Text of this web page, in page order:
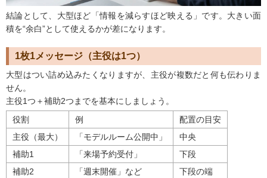
結論として、大型ほど 「情報を減らすほど映える」 です。大きい面
積を“余白”として使えるかが差になります。
1枚1メッセージ（主役は1つ）
大型はつい詰め込みたくなりますが、主役が複数だと何も伝わりま
せん。
主役1つ＋補助2つまでを基本にしましょう。
役割
例
配置の目安
主役（最大）
「モデルルーム公開中」
中央
補助1
「来場予約受付」
下段
補助2
「週末開催」など 下段の端